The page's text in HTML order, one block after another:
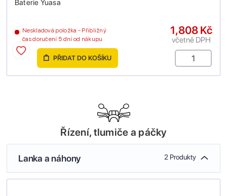
Baterie Yuasa
Neskladová položka - Přibližný
čas doručení 5 dní od nákupu
1,808 Kč
včetně DPH
PŘIDAT DO KOŠÍKU
Řízení, tlumiče a páčky
Lanka a náhony 2 Produkty